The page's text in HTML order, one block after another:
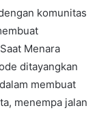
komunitas
Menara
ditayangkan
membuat
menempa jalan